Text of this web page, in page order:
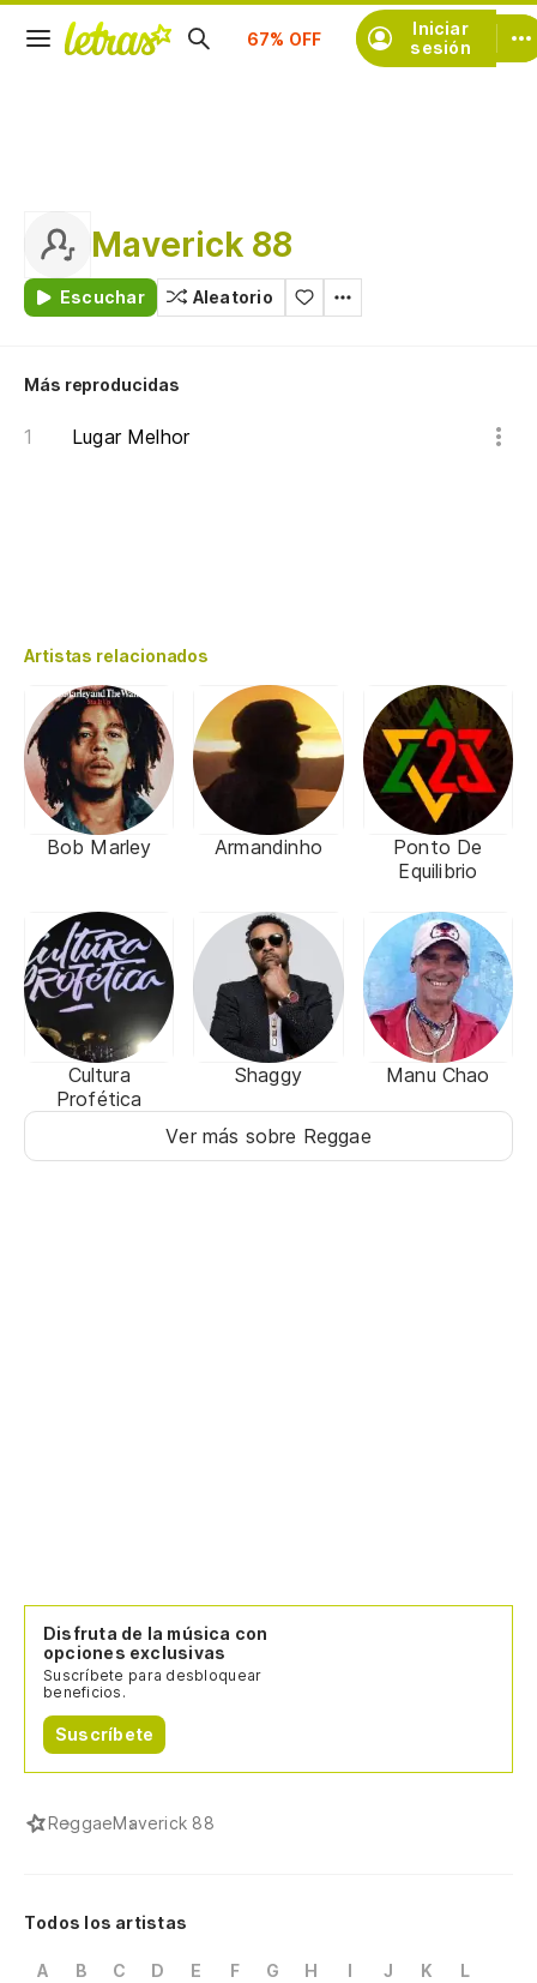
Iniciar
sesión
Suscríbete
Maverick 88
Escuchar Aleatorio
Más reproducidas
Lugar Melhor
Artistas relacionados
Bob Marley Armandinho
Ponto De
Equilibrio
Cultura
Profética
Shaggy Manu Chao
Ver más sobre Reggae
Disfruta de la música con
opciones exclusivas
Suscríbete para desbloquear
beneficios.
Suscríbete
ReggaeMaverick 88
Todos los artistas
A B C D E F G H I J K
L